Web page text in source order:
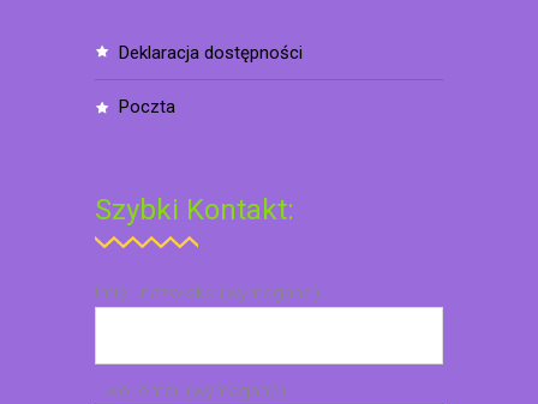
deklaracja dostępności
poczta
Szybki Kontakt:
Imię i nazwisko (wymagane)
Twój email (wymagane)